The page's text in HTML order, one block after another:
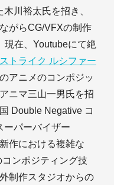
川裕太氏を招き、
がらCG/VFXの制作
現在、Youtubeにて絶
トライク ルシファー
アニメのコンポジッ
ニマ三山一男氏を招
Double Negative コ
ーパーバイザー
作における複雑な
ンポジティング技
制作スタジオからの